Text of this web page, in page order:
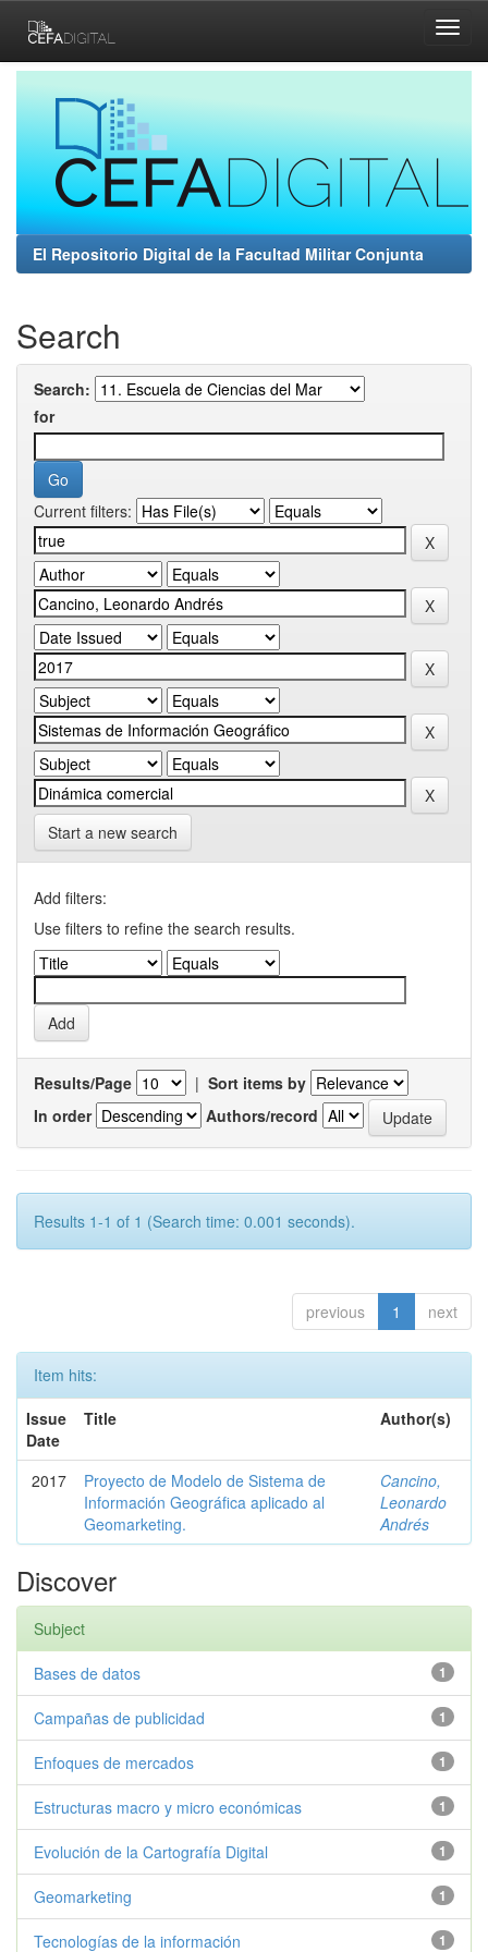
navigation
El Repositorio Digital de la Facultad Militar Conjunta
Search
Search:
for
Current filters:
Start a new search
Add filters:
Use filters to refine the search results.
Results/Page | Sort items by
In order
Authors/record
Results 1-1 of 1 (Search time: 0.001 seconds).
previous 1 next
Item hits:
Issue
Date
Title Author(s)
2017
Proyecto de Modelo de Sistema de
Información Geográfica aplicado al
Geomarketing.
Cancino,
Leonardo
Andrés
Discover
Subject
1
Bases de datos
1
Campañas de publicidad
1
Enfoques de mercados
1
Estructuras macro y micro económicas
1
Evolución de la Cartografía Digital
1
Geomarketing
1
Tecnologías de la información